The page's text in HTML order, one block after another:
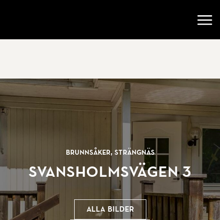
Brunnsåker, Strängnäs
Svansholmsvägen 3
Alla bilder